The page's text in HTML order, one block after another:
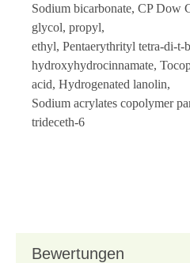
Sodium bicarbonate, CP Dow
glycol, propyl,
ethyl, Pentaerythrityl tetra-di-t-
hydroxyhydrocinnamate,
acid, Hydrogenated lanolin,
Sodium acrylates copolymer
trideceth-6
Bewertungen